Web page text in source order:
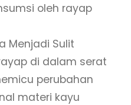
oleh rayap
Menjadi Sulit
di dalam serat
perubahan
materi kayu